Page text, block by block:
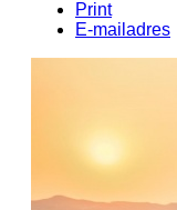
Print
E-mailadres